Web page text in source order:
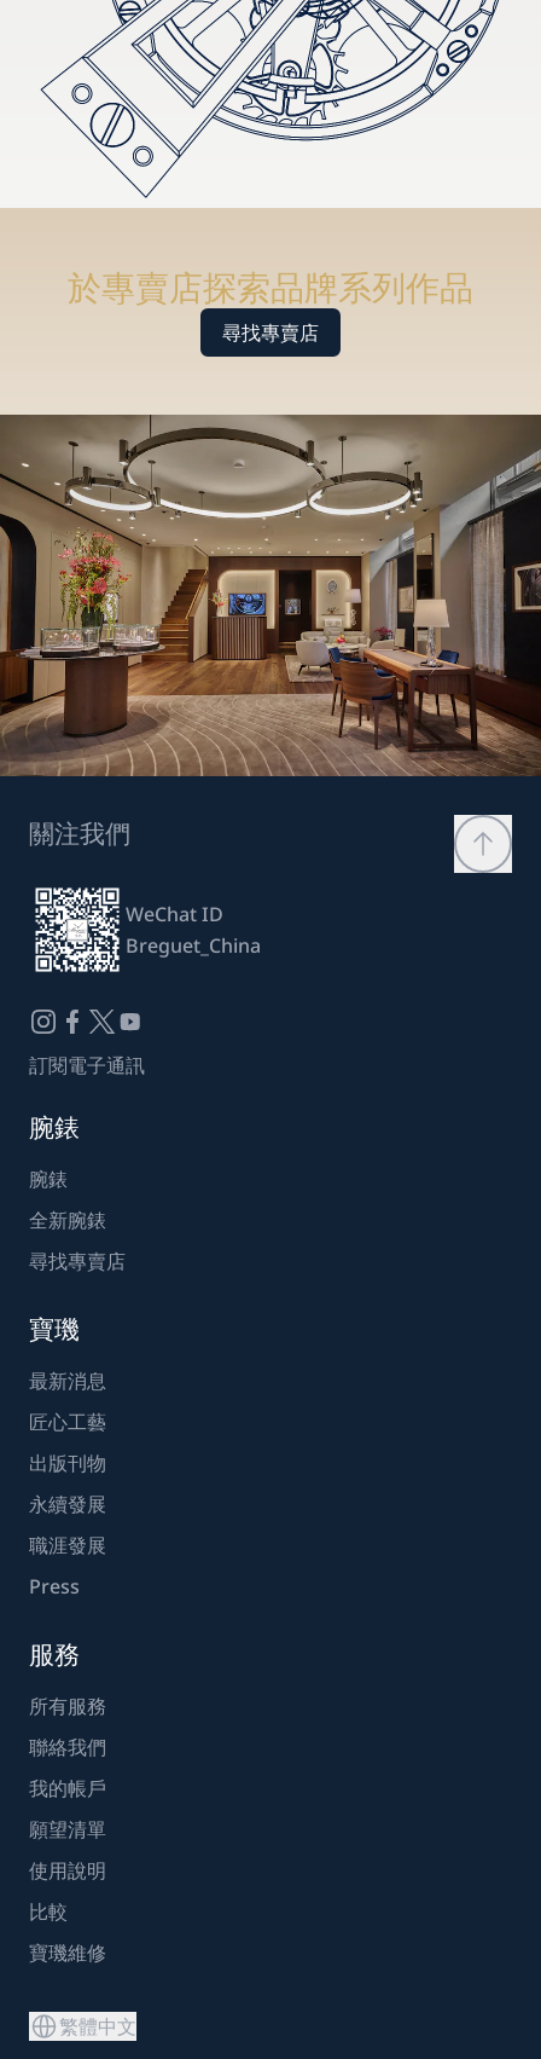
於專賣店探索品牌系列作品
尋找專賣店
關注我們
WeChat ID
Breguet_China
訂閱電子通訊
腕錶
腕錶
全新腕錶
尋找專賣店
寶璣
最新消息
匠心工藝
出版刊物
永續發展
職涯發展
Press
服務
所有服務
聯絡我們
我的帳戶
願望清單
使用說明
比較
寶璣維修
繁體中文